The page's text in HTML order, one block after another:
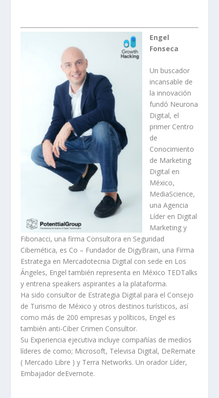
Engel
Fonseca
Un buscador
incansable de
la innovación
fundó Neurona
Digital, el
primer Centro
de
Conocimiento
de Marketing
Digital en
México,
MediaScience,
una Agencia
Líder en Digital
Marketing y
Fibonacci, una firma Consultora en Seguridad
Cibernética, es Co – Fundador de DigyBrain, una Firma
Estratega en Mercadotecnia Digital con sede en Los
Ángeles, Engel también representa en México TEDTalks
y entrena speakers aspirantes a la plataforma.
Ha sido consultor de Estrategia Digital para el Consejo
de Turismo de México y otros destinos turísticos, así
como más de 200 empresas y políticos, Engel es
también anti-Ciber Crimen Consultor.
Su Experiencia ejecutiva incluye compañías de medios
líderes de como; Microsoft, Televisa Digital, DeRemate
( Mercado Libre ) y Terra Networks. Un orador Líder,
Embajador deEvernote.